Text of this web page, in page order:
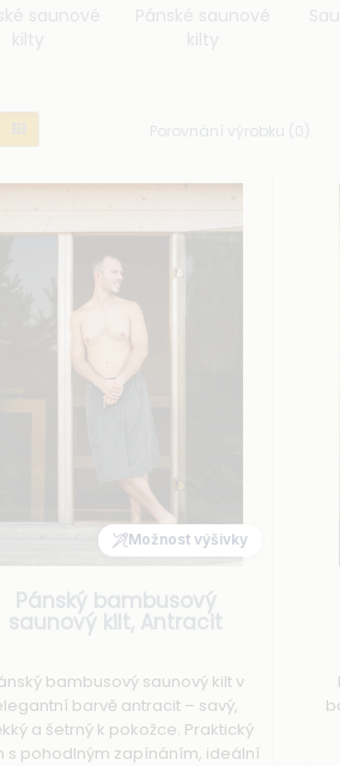
saunové
kilty
Pánské saunové
kilty
Porovnání výrobku (0)
Možnost výšivky
Pánský bambusový
saunový kilt, Antracit
bambusový saunový kilt v
barvě antracit – savý,
a šetrný k pokožce. Praktický
s pohodlným zapínáním, ideální